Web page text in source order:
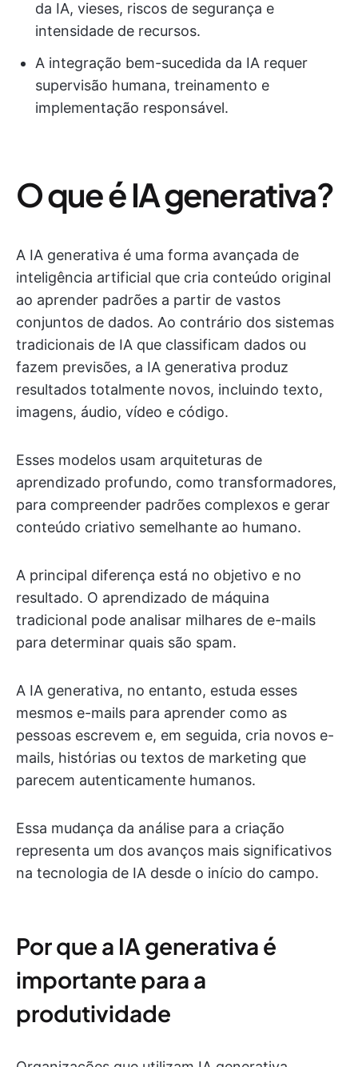
da IA, vieses, riscos de segurança e
intensidade de recursos.
A integração bem-sucedida da IA requer
supervisão humana, treinamento e
implementação responsável.
O que é IA generativa?
A IA generativa é uma forma avançada de
inteligência artificial que cria conteúdo original
ao aprender padrões a partir de vastos
conjuntos de dados. Ao contrário dos sistemas
tradicionais de IA que classificam dados ou
fazem previsões, a IA generativa produz
resultados totalmente novos, incluindo texto,
imagens, áudio, vídeo e código.
Esses modelos usam arquiteturas de
aprendizado profundo, como transformadores,
para compreender padrões complexos e gerar
conteúdo criativo semelhante ao humano.
A principal diferença está no objetivo e no
resultado. O aprendizado de máquina
tradicional pode analisar milhares de e-mails
para determinar quais são spam.
A IA generativa, no entanto, estuda esses
mesmos e-mails para aprender como as
pessoas escrevem e, em seguida, cria novos e-
mails, histórias ou textos de marketing que
parecem autenticamente humanos.
Essa mudança da análise para a criação
representa um dos avanços mais significativos
na tecnologia de IA desde o início do campo.
Por que a IA generativa é
importante para a
produtividade